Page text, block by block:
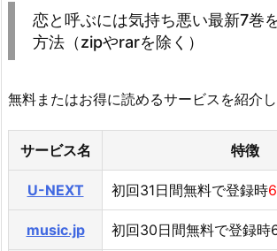
恋と呼ぶには気持ち悪い最新7巻
方法（zipやrarを除く）
無料またはお得に読めるサービスを紹介し
サービス名 特徴
U-NEXT 初回31日間無料で登録時
music.jp 初回30日間無料で登録時